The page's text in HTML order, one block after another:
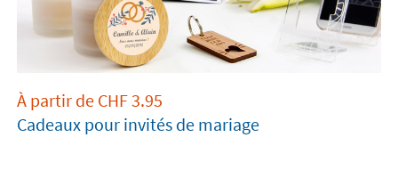
À partir de CHF3.95
Cadeaux pour invités de mariage